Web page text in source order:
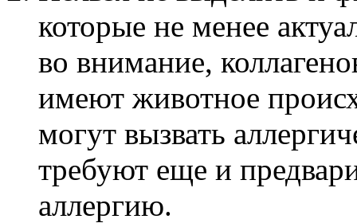
которые не менее
во внимание,
имеют животное
могут вызвать
требуют еще и
аллергию.